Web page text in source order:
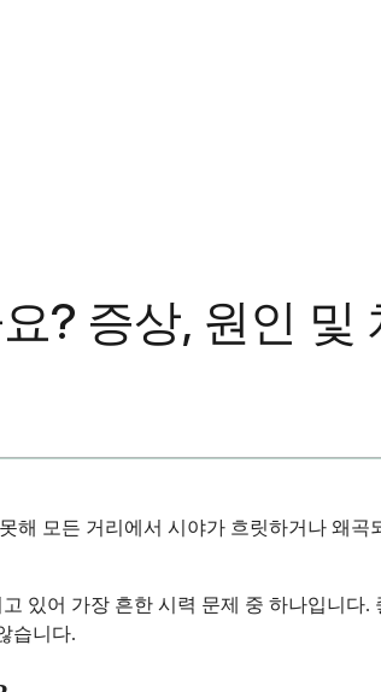
? 증상, 원인 및
해 모든 거리에서 시야가 흐릿하거나 왜
있어 가장 흔한 시력 문제 중 하나입니
습니다.